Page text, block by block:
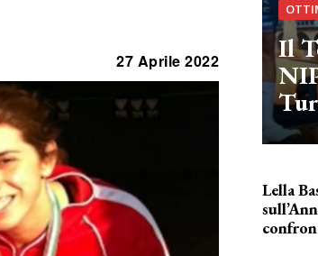
27 Aprile 2022
Il
Lella